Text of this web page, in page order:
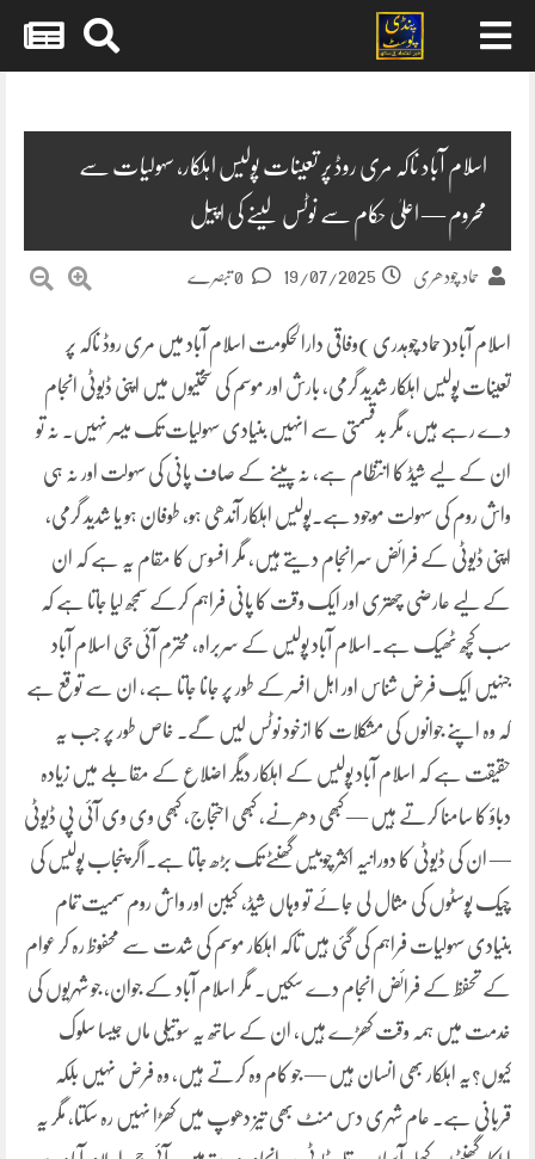
اسلام آباد ناکہ مری روڈ پر تعینات پولیس اہلکار، سہولیات سے
محروم — اعلیٰ حکام سے نوٹس لینے کی اپیل
حماد چودھری 19/07/2025
اسلام آباد(حماد چوہدری )وفاقی دارالحکومت اسلام آباد میں مری روڈ ناکہ پر
تعینات پولیس اہلکار شدید گرمی، بارش اور موسم کی سختیوں میں اپنی ڈیوٹی انجام
دے رہے ہیں، مگر بدقسمتی سے انہیں بنیادی سہولیات تک میسر نہیں۔ نہ تو
ان کے لیے شیڈ کا انتظام ہے، نہ پینے کے صاف پانی کی سہولت اور نہ ہی
واش روم کی سہولت موجود ہے۔پولیس اہلکار آندھی ہو، طوفان ہو یا شدید گرمی،
اپنی ڈیوٹی کے فرائض سرانجام دیتے ہیں، مگر افسوس کا مقام یہ ہے کہ ان
کے لیے عارضی چھتری اور ایک وقت کا پانی فراہم کرکے سمجھ لیا جاتا ہے کہ
سب کچھ ٹھیک ہے۔اسلام آباد پولیس کے سربراہ، محترم آئی جی اسلام آباد
جنہیں ایک فرض شناس اور اہل افسر کے طور پر جانا جاتا ہے، ان سے توقع ہے
کہ وہ اپنے جوانوں کی مشکلات کا ازخود نوٹس لیں گے۔ خاص طور پر جب یہ
حقیقت ہے کہ اسلام آباد پولیس کے اہلکار دیگر اضلاع کے مقابلے میں زیادہ
دباؤ کا سامنا کرتے ہیں — کبھی دھرنے، کبھی احتجاج، کبھی وی وی آئی پی ڈیوٹی
— ان کی ڈیوٹی کا دورانیہ اکثر چوبیس گھنٹے تک بڑھ جاتا ہے۔اگر پنجاب پولیس کی
چیک پوسٹوں کی مثال لی جائے تو وہاں شیڈ، کیبن اور واش روم سمیت تمام
بنیادی سہولیات فراہم کی گئی ہیں تاکہ اہلکار موسم کی شدت سے محفوظ رہ کر عوام
کے تحفظ کے فرائض انجام دے سکیں۔ مگر اسلام آباد کے جوان، جو شہریوں کی
خدمت میں ہمہ وقت کھڑے ہیں، ان کے ساتھ یہ سوتیلی ماں جیسا سلوک
کیوں؟یہ اہلکار بھی انسان ہیں — جو کام وہ کرتے ہیں، وہ فرض نہیں بلکہ
قربانی ہے۔ عام شہری دس منٹ بھی تیز دھوپ میں کھڑا نہیں رہ سکتا، مگر یہ